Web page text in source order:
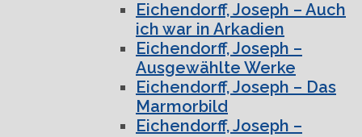
Eichendorff, Joseph – Auch
ich war in Arkadien
Eichendorff, Joseph –
Ausgewählte Werke
Eichendorff, Joseph – Das
Marmorbild
Eichendorff, Joseph –